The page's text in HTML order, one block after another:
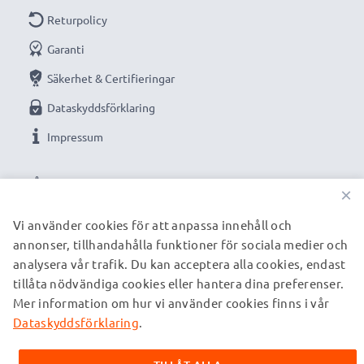
VÅRA BETALNINGSALTERNATIV
Returpolicy
Garanti
Säkerhet & Certifieringar
Dataskyddsförklaring
Impressum
VÅRA FRAKTPARTNERS
© subtel.se 2026
Alla priser är inklusive moms och exklusive fraktkostnader.
varumärken tillhörande deras ägare och anges på våra
×
Vi använder cookies för att anpassa innehåll och
annonser, tillhandahålla funktioner för sociala medier och
analysera vår trafik. Du kan acceptera alla cookies, endast
tillåta nödvändiga cookies eller hantera dina preferenser.
Mer information om hur vi använder cookies finns i vår
Dataskyddsförklaring.